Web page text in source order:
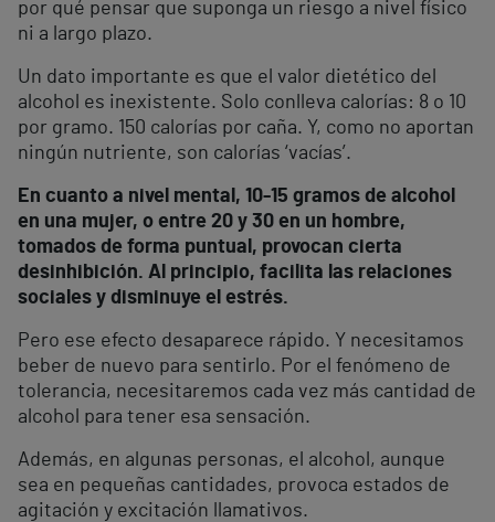
por qué pensar que suponga un riesgo a nivel físico
ni a largo plazo.
Un dato importante es que el valor dietético del
alcohol es inexistente. Solo conlleva calorías: 8 o 10
por gramo. 150 calorías por caña. Y, como no aportan
ningún nutriente, son calorías ‘vacías’.
En cuanto a nivel mental, 10-15 gramos de alcohol
en una mujer, o entre 20 y 30 en un hombre,
tomados de forma puntual, provocan cierta
desinhibición. Al principio, facilita las relaciones
sociales y disminuye el estrés.
Pero ese efecto desaparece rápido. Y necesitamos
beber de nuevo para sentirlo. Por el fenómeno de
tolerancia, necesitaremos cada vez más cantidad de
alcohol para tener esa sensación.
Además, en algunas personas, el alcohol, aunque
sea en pequeñas cantidades, provoca estados de
agitación y excitación llamativos.